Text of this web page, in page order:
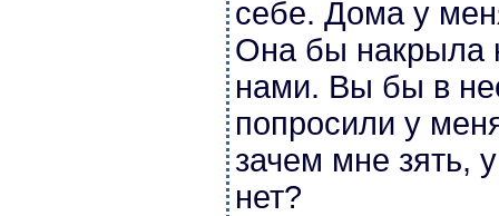
себе. Дома у
Она бы накрыла
нами. Вы бы в
попросили у
зачем мне зять,
нет?